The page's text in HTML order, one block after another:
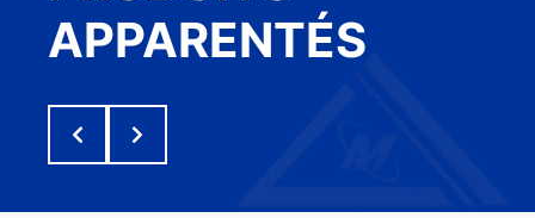
APPARENTÉS